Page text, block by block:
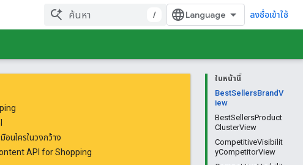
/ ลงชื่อเข้าใช้
ในหน้านี้
BestSellersBrandV
iew
BestSellersProduct
ClusterView
CompetitiveVisibilit
yCompetitorView
อนใครในวงกว้าง
API for Shopping